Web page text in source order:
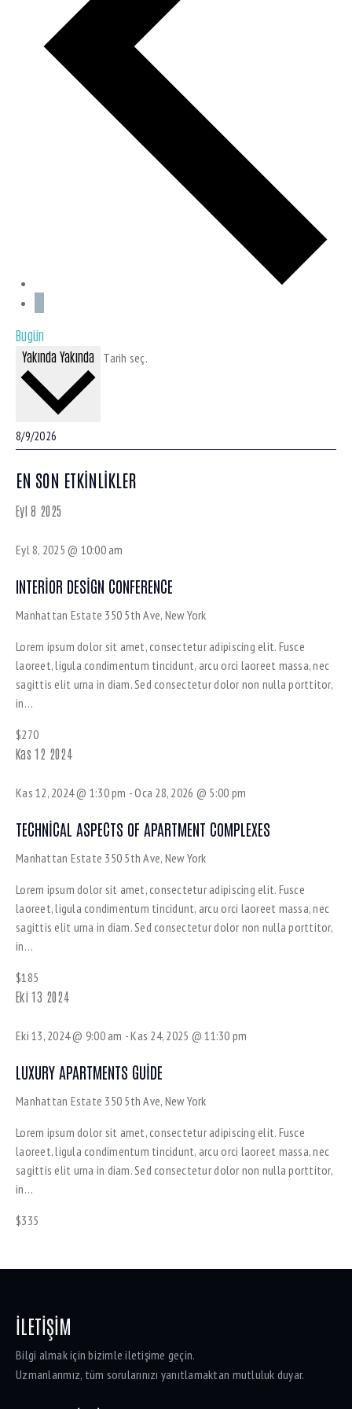
Bugün
Yakında Yakında Tarih seç.
EN SON ETKINLIKLER
Eyl8 2025
Eyl 8, 2025 @ 10:00 am
INTERIOR DESIGN CONFERENCE
Manhattan Estate 350 5th Ave, New York
Lorem ipsum dolor sit amet, consectetur adipiscing elit. Fusce
laoreet, ligula condimentum tincidunt, arcu orci laoreet massa, nec
sagittis elit urna in diam. Sed consectetur dolor non nulla porttitor,
in…
$270
Kas12 2024
Kas 12, 2024 @ 1:30 pm -Oca 28, 2026 @ 5:00 pm
TECHNICAL ASPECTS OF APARTMENT COMPLEXES
Manhattan Estate 350 5th Ave, New York
Lorem ipsum dolor sit amet, consectetur adipiscing elit. Fusce
laoreet, ligula condimentum tincidunt, arcu orci laoreet massa, nec
sagittis elit urna in diam. Sed consectetur dolor non nulla porttitor,
in…
$185
Eki13 2024
Eki 13, 2024 @ 9:00 am -Kas 24, 2025 @ 11:30 pm
LUXURY APARTMENTS GUIDE
Manhattan Estate 350 5th Ave, New York
Lorem ipsum dolor sit amet, consectetur adipiscing elit. Fusce
laoreet, ligula condimentum tincidunt, arcu orci laoreet massa, nec
sagittis elit urna in diam. Sed consectetur dolor non nulla porttitor,
in…
$335
İLETIŞIM
Bilgi almak için bizimle iletişime geçin.
Uzmanlarımız, tüm sorularınızı yanıtlamaktan mutluluk duyar.